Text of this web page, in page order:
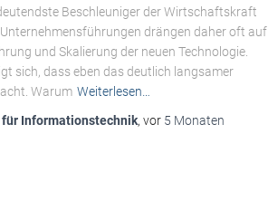
Beschleuniger der Wirtschaftskraft
drängen daher oft auf
und Skalierung der neuen Technologie.
sich, dass eben das deutlich langsamer
Warum Weiterlesen…
für Informationstechnik, vor 5 Monaten